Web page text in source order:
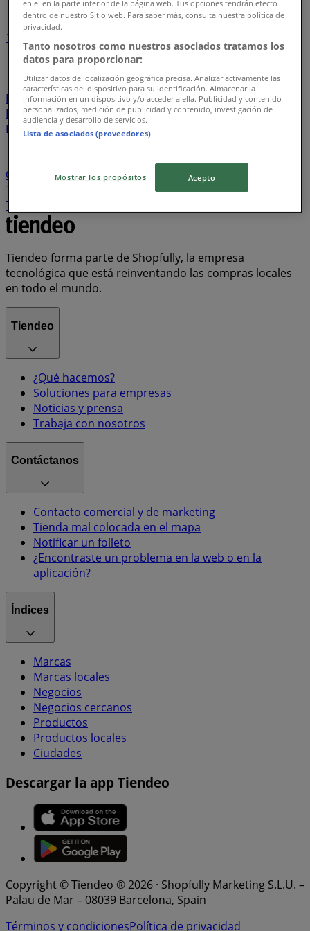
1
26
Davivienda
Tiendas D1 Ara Metro Olímpica
Rebaja
Banco AV Villas Alkosto Éxito
Jumbo
Banco Itaú
Protección Homecenter
Makro
Bancolombia
Ésika Cruz verde
Calzado Romulo
Banco de
Occidente
Ktronix Panamericana
Banco de Bogotá
Tigo
ELA
Droguería la Economía
Totto
Tiendeo forma parte de Shopfully, la empresa
tecnológica que está reinventando las compras locales
en todo el mundo.
Tiendeo
¿Qué hacemos?
Soluciones para empresas
Noticias y prensa
Trabaja con nosotros
Contáctanos
Contacto comercial y de marketing
Tienda mal colocada en el mapa
Notificar un folleto
¿Encontraste un problema en la web o en la
aplicación?
Índices
Marcas
Marcas locales
Negocios
Negocios cercanos
Productos
Productos locales
Ciudades
Descargar la app Tiendeo
Copyright © Tiendeo ® 2026 · Shopfully Marketing S.L.U. –
Palau de Mar – 08039 Barcelona, Spain
Términos y condicionesPolítica de privacidad
en el en la parte inferior de la página web. Tus opciones tendrán efecto
dentro de nuestro Sitio web. Para saber más, consulta nuestra política de
privacidad.
Tanto nosotros como nuestros asociados tratamos los
datos para proporcionar:
Utilizar datos de localización geográfica precisa. Analizar activamente las
características del dispositivo para su identificación. Almacenar la
información en un dispositivo y/o acceder a ella. Publicidad y contenido
personalizados, medición de publicidad y contenido, investigación de
audiencia y desarrollo de servicios.
Lista de asociados (proveedores)
Mostrar los propósitos Acepto